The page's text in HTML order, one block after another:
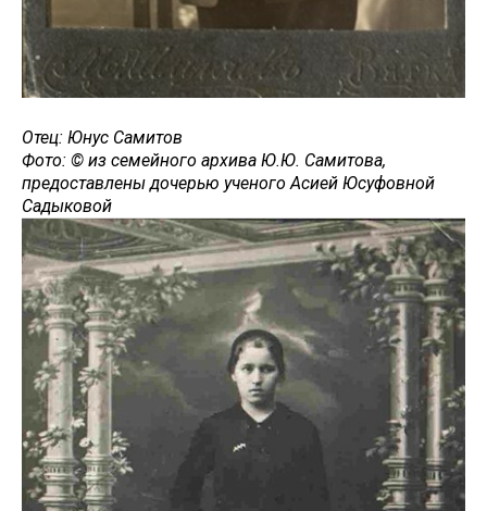
Отец: Юнус Самитов
Фото: © из семейного архива Ю.Ю. Самитова,
предоставлены дочерью ученого Асией Юсуфовной
Садыковой